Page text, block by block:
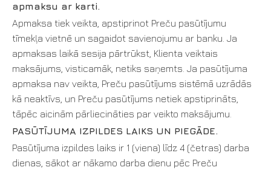
apmaksu ar karti.
Apmaksa tiek veikta, apstiprinot Preču pasūtījumu
tīmekļa vietnē un sagaidot savienojumu ar banku. Ja
apmaksas laikā sesija pārtrūkst, Klienta veiktais
maksājums, visticamāk, netiks saņemts. Ja pasūtījuma
apmaksa nav veikta, Preču pasūtījums sistēmā uzrādās
kā neaktīvs, un Preču pasūtījums netiek apstiprināts,
tāpēc aicinām pārliecināties par veikto maksājumu.
PASŪTĪJUMA IZPILDES LAIKS UN PIEGĀDE.
Pasūtījuma izpildes laiks ir 1 (viena) līdz 4 (četras) darba
dienas, sākot ar nākamo darba dienu pēc Preču